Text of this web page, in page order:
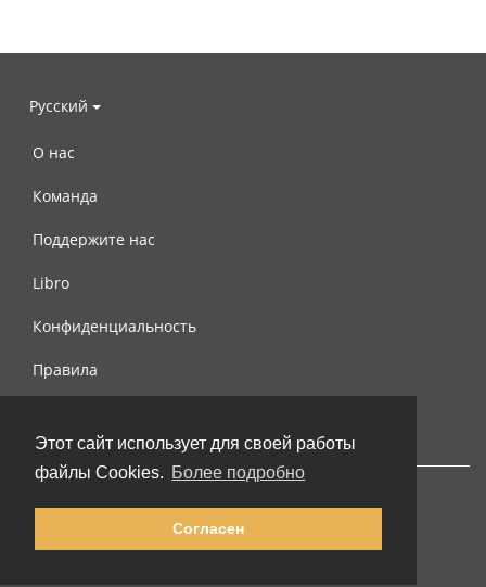
Этот сайт использует для своей работы
файлы Cookies. Более подробно
Согласен
Русский
О нас
Команда
Поддержите нас
Libro
Конфиденциальность
Правила
© 2002-2026 lernu.net |Impressum